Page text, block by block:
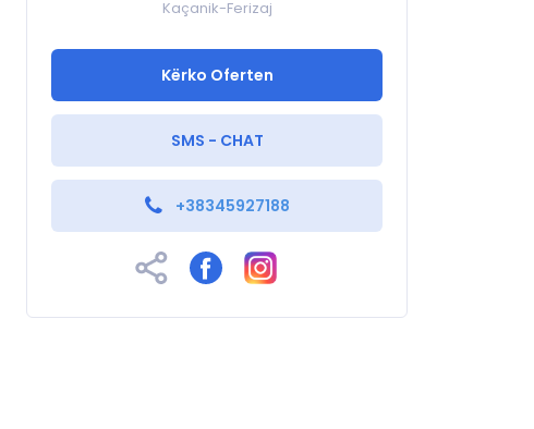
Kaçanik-Ferizaj
Kërko Oferten
SMS - CHAT
+38345927188